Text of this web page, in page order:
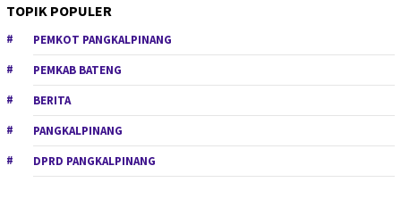
TOPIK POPULER
PEMKOT PANGKALPINANG
PEMKAB BATENG
BERITA
PANGKALPINANG
DPRD PANGKALPINANG